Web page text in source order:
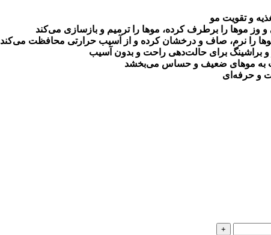
موها را برطرف کرده، موها را ترمیم و بازسازی می‌کند
را نرم، صاف و درخشان کرده و از آسیب حرارتی محافظت می‌کند
براشینگ برای حالت‌دهی راحت و بدون آسیب
به موهای ضعیف و حساس می‌بخشد